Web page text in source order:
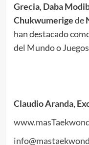
Grecia, Daba
Chukwumerigede
han destacado
del Mundo o
Claudio Aranda,